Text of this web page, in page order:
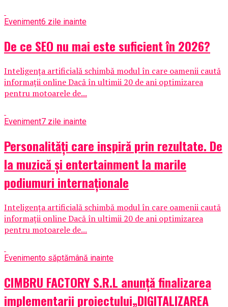
Eveniment6 zile inainte
De ce SEO nu mai este suficient în 2026?
Inteligența artificială schimbă modul în care oamenii caută
informații online Dacă în ultimii 20 de ani optimizarea
pentru motoarele de...
Eveniment7 zile inainte
Personalități care inspiră prin rezultate. De
la muzică și entertainment la marile
podiumuri internaționale
Inteligența artificială schimbă modul în care oamenii caută
informații online Dacă în ultimii 20 de ani optimizarea
pentru motoarele de...
Evenimento săptămână inainte
CIMBRU FACTORY S.R.L anunţă finalizarea
implementarii proiectului„DIGITALIZAREA